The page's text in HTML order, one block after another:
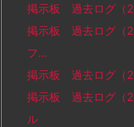
掲示板 過去ログ（
掲示板 過去ログ（
フ…
掲示板 過去ログ（
掲示板 過去ログ（
ル